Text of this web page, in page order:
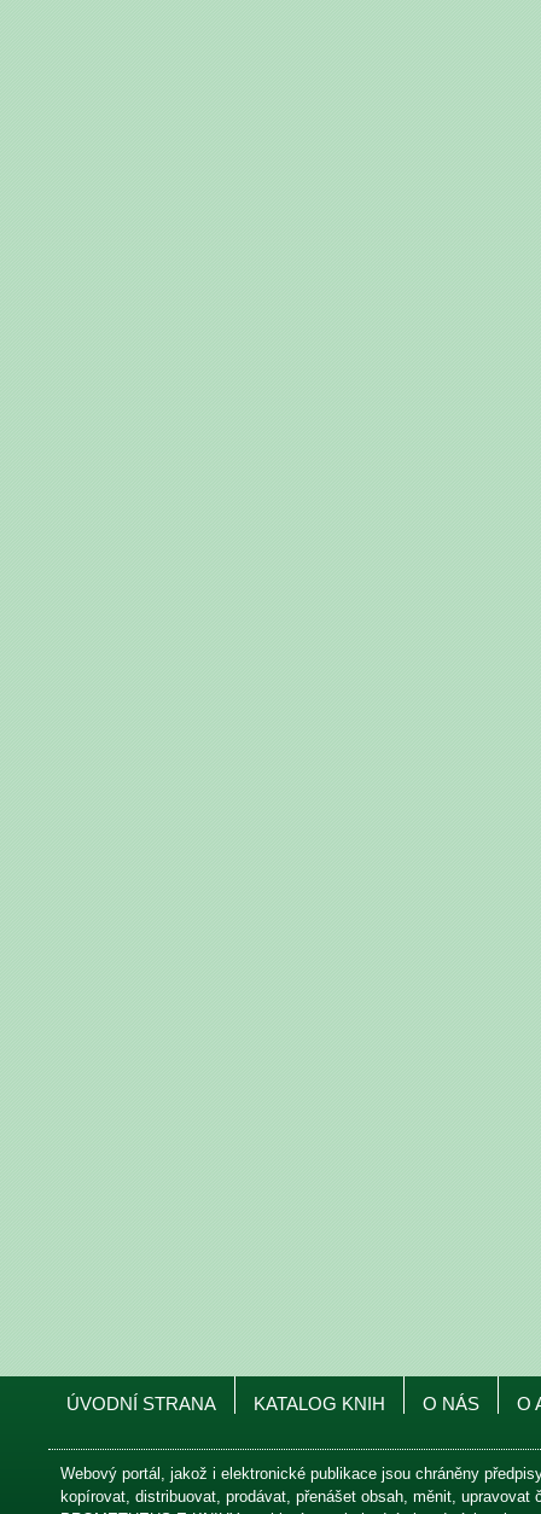
ÚVODNÍ STRANA KATALOG KNIH O NÁS O
Webový portál, jakož i elektronické publikace jsou chráněny
kopírovat, distribuovat, prodávat, přenášet obsah, měnit,